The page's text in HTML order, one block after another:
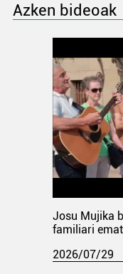
Azken bideoak
Josu Mujika
familiari
2026/07/29